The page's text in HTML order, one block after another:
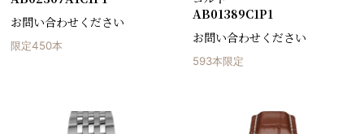
お問い合わせください
限定450本
AB01389C1P1
お問い合わせください
593本限定